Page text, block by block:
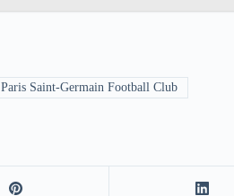
Paris Saint-Germain Football Club